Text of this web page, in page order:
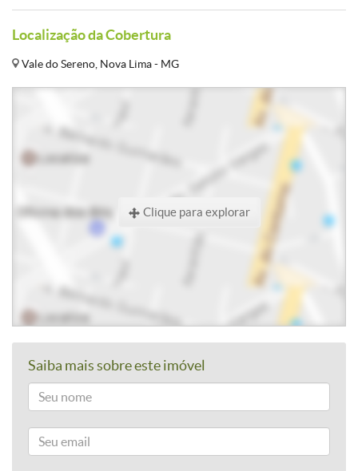
Localização da Cobertura
Vale do Sereno, Nova Lima - MG
Clique para explorar
Saiba mais sobre este imóvel